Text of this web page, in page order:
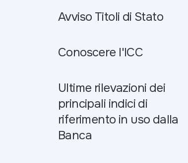
Avviso Titoli di Stato
Conoscere l'ICC
Ultime rilevazioni dei
principali indici di
riferimento in uso dalla
Banca